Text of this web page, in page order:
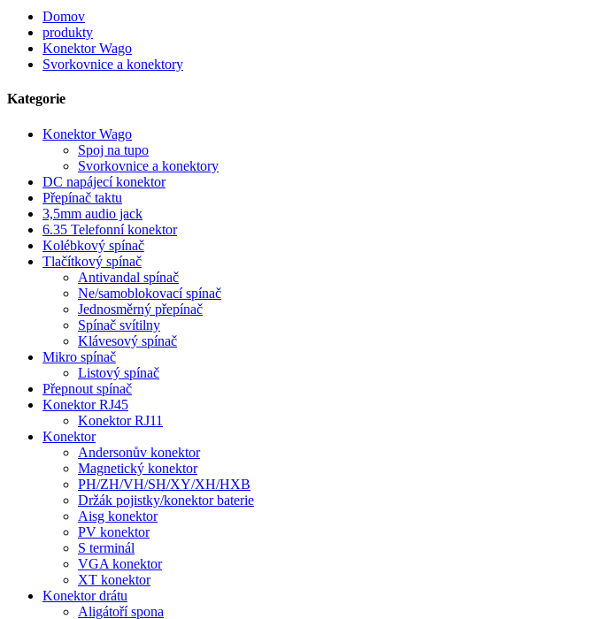
Domov
produkty
Konektor Wago
Svorkovnice a konektory
Kategorie
Konektor Wago
Spoj na tupo
Svorkovnice a konektory
DC napájecí konektor
Přepínač taktu
3,5mm audio jack
6.35 Telefonní konektor
Kolébkový spínač
Tlačítkový spínač
Antivandal spínač
Ne/samoblokovací spínač
Jednosměrný přepínač
Spínač svítilny
Klávesový spínač
Mikro spínač
Listový spínač
Přepnout spínač
Konektor RJ45
Konektor RJ11
Konektor
Andersonův konektor
Magnetický konektor
PH/ZH/VH/SH/XY/XH/HXB
Držák pojistky/konektor baterie
Aisg konektor
PV konektor
S terminál
VGA konektor
XT konektor
Konektor drátu
Aligátoří spona